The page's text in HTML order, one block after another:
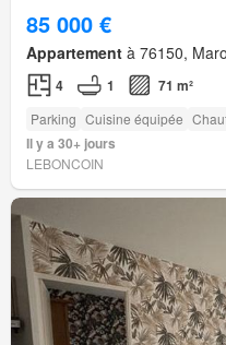
85 000 €
Appartement à 76150,
4 1 71 m²
Parking Cuisine équipée
Il y a 30+ jours
LEBONCOIN